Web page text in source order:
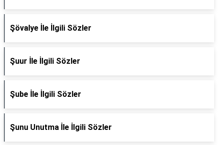
Şövalye İle İlgili Sözler
Şuur İle İlgili Sözler
Şube İle İlgili Sözler
Şunu Unutma İle İlgili Sözler